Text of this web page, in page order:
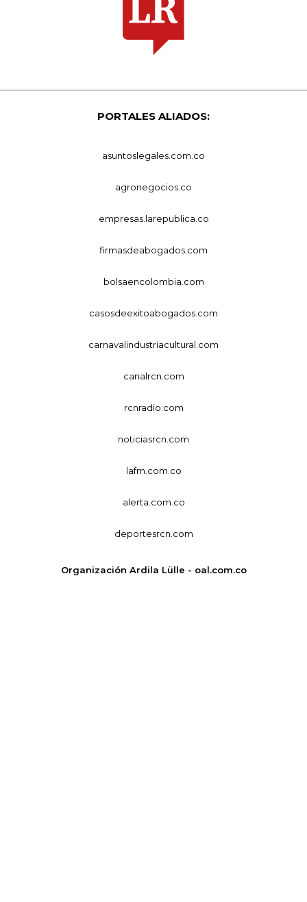
PORTALES ALIADOS:
asuntoslegales.com.co
agronegocios.co
empresas.larepublica.co
firmasdeabogados.com
bolsaencolombia.com
casosdeexitoabogados.com
carnavalindustriacultural.com
canalrcn.com
rcnradio.com
noticiasrcn.com
lafm.com.co
alerta.com.co
deportesrcn.com
Organización Ardila Lülle - oal.com.co